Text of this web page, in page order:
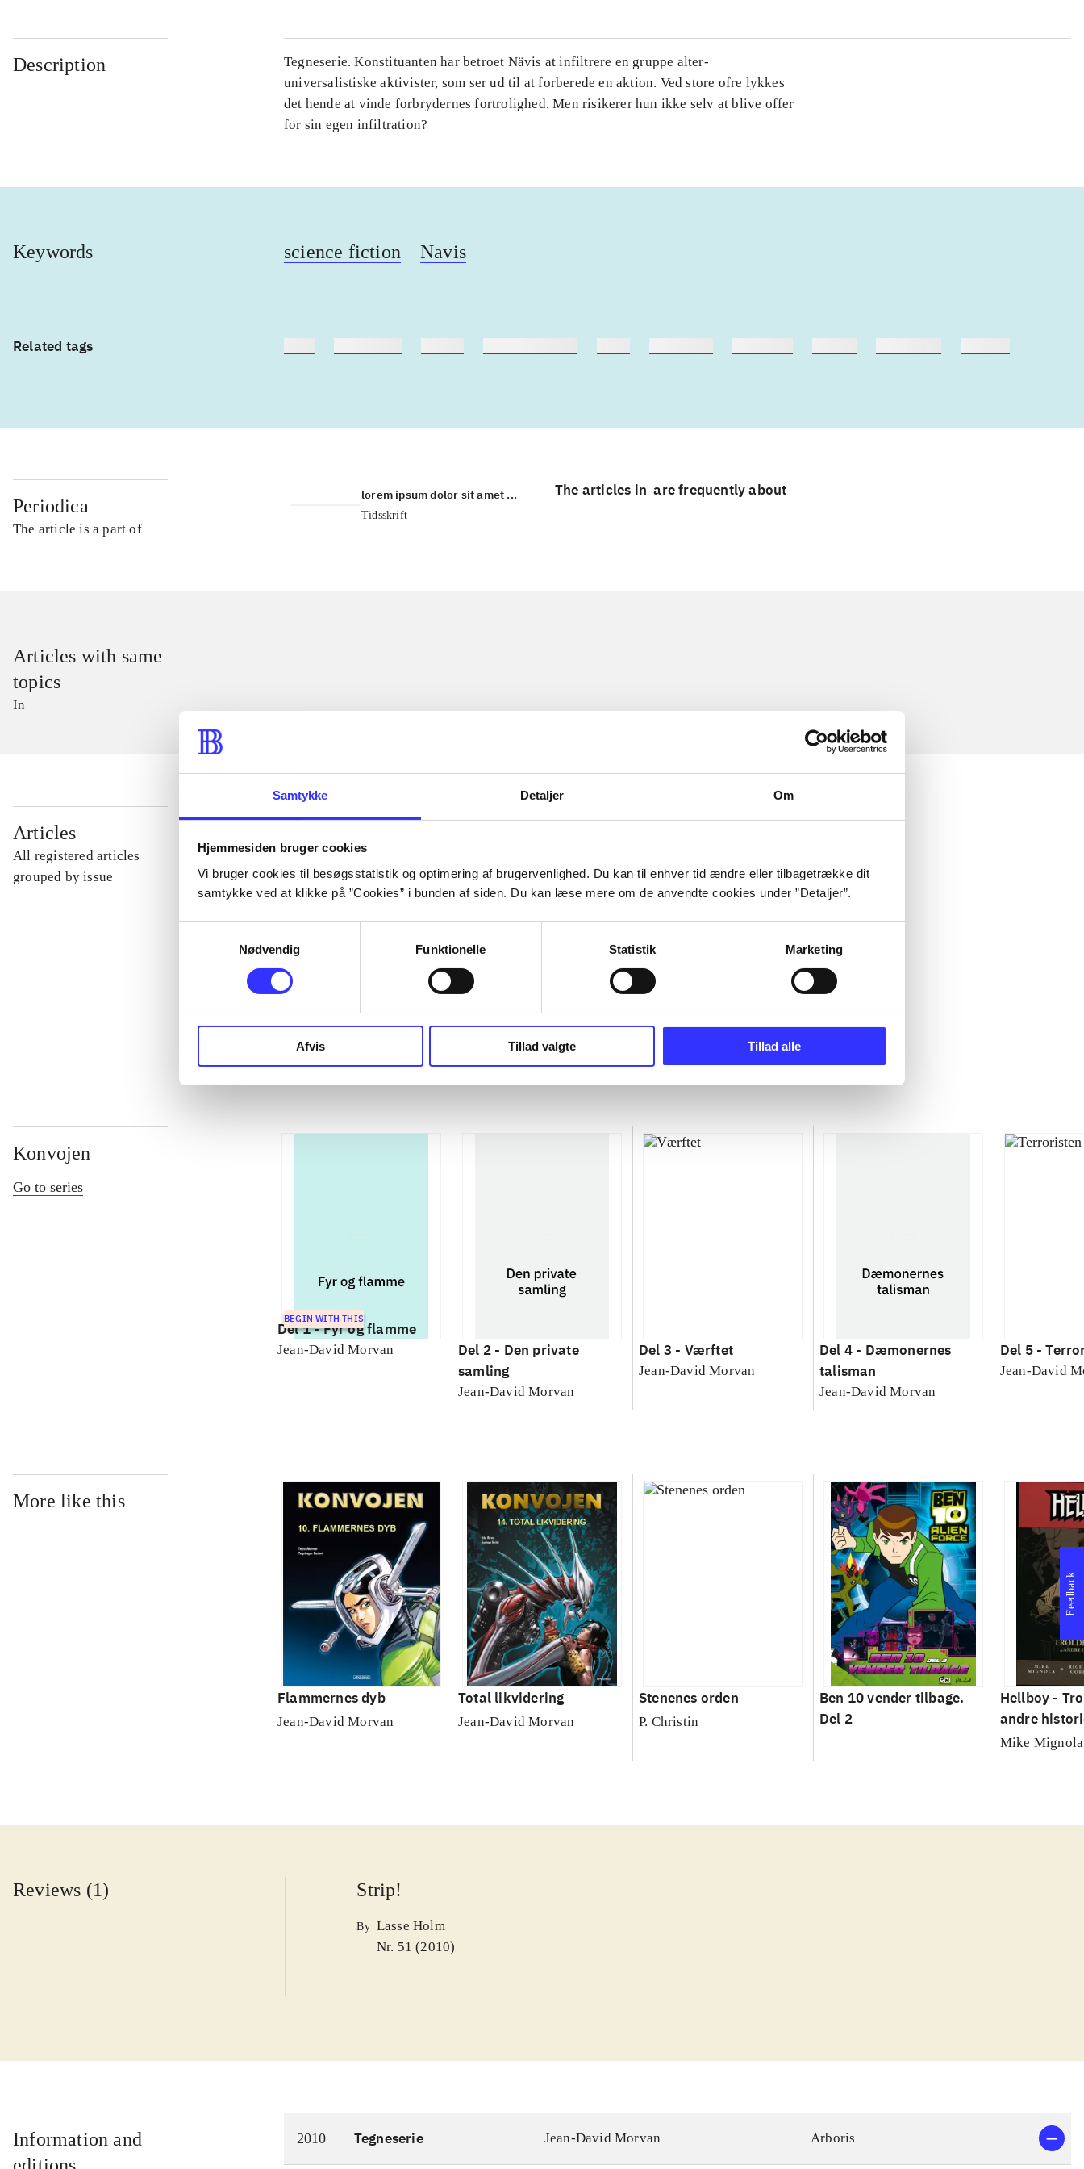
Samtykke Detaljer Om
Hjemmesiden bruger cookies
Vi bruger cookies til besøgsstatistik og optimering af brugervenlighed. Du kan til enhver tid ændre eller tilbagetrække dit
samtykke ved at klikke på ”Cookies” i bunden af siden. Du kan læse mere om de anvendte cookies under ”Detaljer”.
Nødvendig
Funktionelle Statistik Marketing
Afvis Tillad valgte Tillad alle
Description
Tegneserie. Konstituanten har betroet Nävis at infiltrere en gruppe alter-
universalistiske aktivister, som ser ud til at forberede en aktion. Ved store ofre lykkes
det hende at vinde forbrydernes fortrolighed. Men risikerer hun ikke selv at blive offer
for sin egen infiltration?
Keywords science fiction Navis
Related tags
Periodica
The article is a part of
lorem ipsum dolor sit amet ...
Tidsskrift
The articles in are frequently about
Articles with same
topics
In
Articles
All registered articles
grouped by issue
...
...
...
...
Konvojen
Go to series
BEGIN WITH THIS
Del 1 -Fyr og flamme
Jean-David Morvan Del 2 - Den private
samling
Jean-David Morvan
Del 3 - Værftet
Jean-David Morvan
Del 4 - Dæmonernes
talisman
Jean-David Morvan
Del 5 -
Jean-David
More like this
Flammernes dyb
Jean-David Morvan
Total likvidering
Jean-David Morvan
Stenenes orden
P. Christin
Ben 10 vender tilbage.
Del 2
Hellboy -
andre
Mike Mignola
Reviews (1) Strip!
By Lasse Holm
Nr. 51 (2010)
Information and
2010 Tegneserie Jean-David Morvan Arboris
Feedback